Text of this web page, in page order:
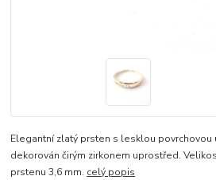
Elegantní zlatý prsten s lesklou povrchovou
dekorován čirým zirkonem uprostřed.
prstenu 3,6 mm. celý popis